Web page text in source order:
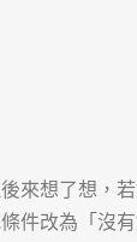
來想了想，
件改為「沒有